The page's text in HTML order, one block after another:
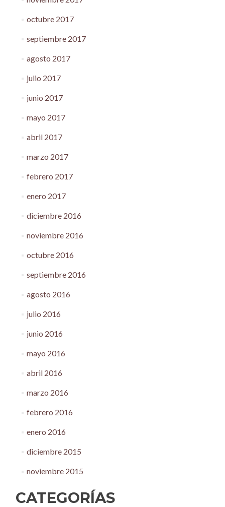
octubre 2017
septiembre 2017
agosto 2017
julio 2017
junio 2017
mayo 2017
abril 2017
marzo 2017
febrero 2017
enero 2017
diciembre 2016
noviembre 2016
octubre 2016
septiembre 2016
agosto 2016
julio 2016
junio 2016
mayo 2016
abril 2016
marzo 2016
febrero 2016
enero 2016
diciembre 2015
noviembre 2015
CATEGORÍAS